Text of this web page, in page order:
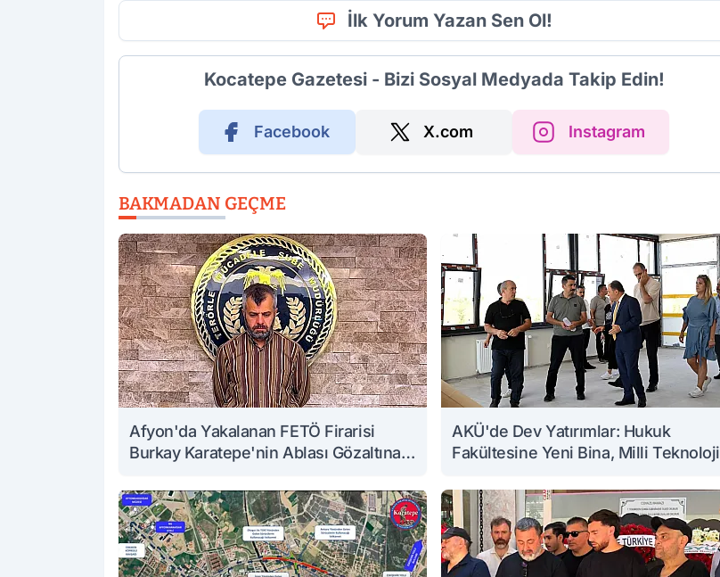
İlk Yorum Yazan Sen Ol!
Kocatepe Gazetesi - Bizi Sosyal Medyada Takip Edin!
Facebook X.com Instagram
BAKMADAN GEÇME
Afyon'da Yakalanan FETÖ Firarisi
Burkay Karatepe'nin Ablası Gözaltına
AKÜ'de Dev Yatırımlar: Hukuk
Fakültesine Yeni Bina, Milli Teknoloji